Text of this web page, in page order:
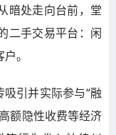
暗处走向台前，堂
二手交易平台：闲
。
引并实际参与“融
额隐性收费等经济